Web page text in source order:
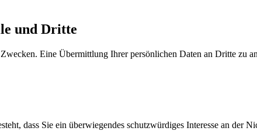
und Dritte
Eine Übermittlung Ihrer persönlichen Daten an Dritte zu
dass Sie ein überwiegendes schutzwürdiges Interesse an der